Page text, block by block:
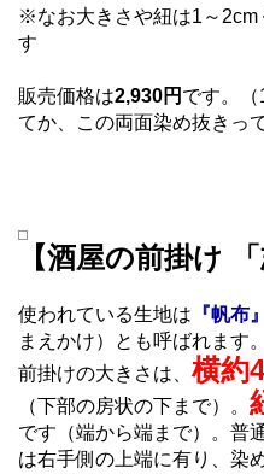
※なお大きさや紐は1～2cm
す
販売価格は2,930円 です。（
てか、この両面染め抜きっ
【酒屋の前掛け 「
使われている生地は 『帆布
まえかけ）とも呼ばれます。
前掛けの大きさは、 横約
（下部の房状の下まで）。
です（端から端まで）。普
は右手側の上端に有り、染